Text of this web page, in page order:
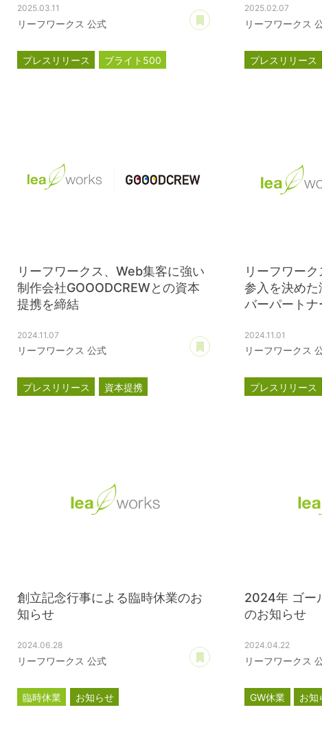
2025.03.11
リーフワークス 公式
あとで読む
プレスリリース
ブライト500
2025.02.07
リーフワークス
プレスリリース
リーフワークス、Web集客に強い
制作会社GOOODCREWとの資本
提携を締結
2024.11.07
リーフワークス 公式
あとで読む
プレスリリース
資本提携
リーフワー
参入を決め
バーパートナ
2024.11.01
リーフワークス
プレスリリース
創立記念行事による臨時休業のお
知らせ
2024.06.28
リーフワークス 公式
あとで読む
臨時休業 お知らせ
2024年 ゴー
のお知らせ
2024.04.22
リーフワークス
GW休業 お知